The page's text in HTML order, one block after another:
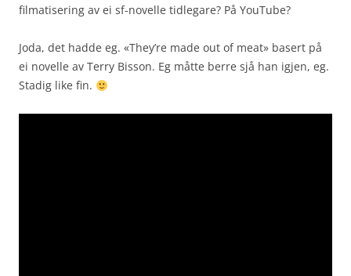
filmatisering av ei sf-novelle tidlegare? På YouTube?
Joda, det hadde eg. «They’re made out of meat» basert på
ei novelle av Terry Bisson. Eg måtte berre sjå han igjen, eg.
Stadig like fin.